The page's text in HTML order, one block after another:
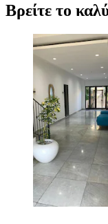
Βρείτε το